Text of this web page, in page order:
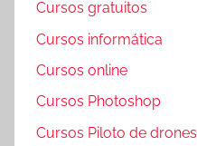
Cursos gratuitos
Cursos informática
Cursos online
Cursos Photoshop
Cursos Piloto de drones